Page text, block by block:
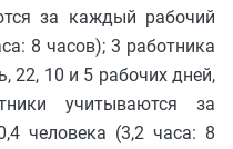
за каждый рабочий
8 часов); 3 работника
22, 10 и 5 рабочих дней,
учитываются за
человека (3,2 часа: 8